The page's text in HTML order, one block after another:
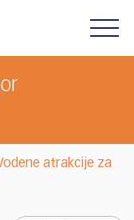
atrakcije za